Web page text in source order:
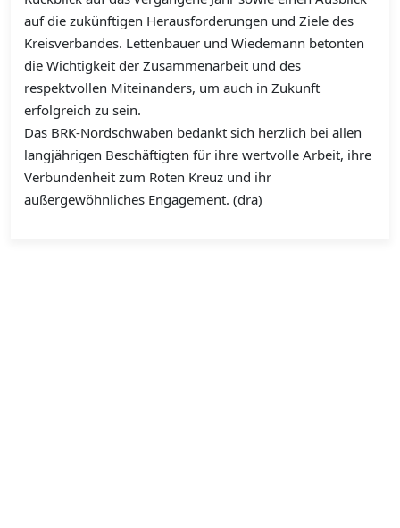
auf die zukünftigen Herausforderungen und Ziele des
Kreisverbandes. Lettenbauer und Wiedemann betonten
die Wichtigkeit der Zusammenarbeit und des
respektvollen Miteinanders, um auch in Zukunft
erfolgreich zu sein.
Das BRK-Nordschwaben bedankt sich herzlich bei allen
langjährigen Beschäftigten für ihre wertvolle Arbeit, ihre
Verbundenheit zum Roten Kreuz und ihr
außergewöhnliches Engagement. (dra)